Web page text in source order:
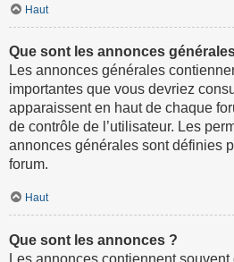
Haut
Que sont les annonces
Les annonces générales
importantes que vous devriez
apparaissent en haut de chaque
de contrôle de l’utilisateur. Les
annonces générales sont définies
forum.
Haut
Que sont les annonces ?
Les annonces contiennent